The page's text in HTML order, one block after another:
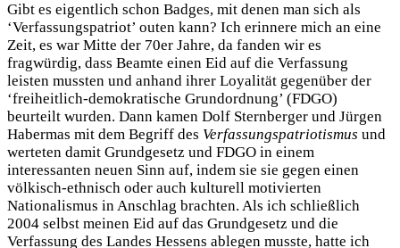
Gibt es eigentlich schon Badges, mit denen man sich als
‘Verfassungspatriot’ outen kann? Ich erinnere mich an eine
Zeit, es war Mitte der 70er Jahre, da fanden wir es
fragwürdig, dass Beamte einen Eid auf die Verfassung
leisten mussten und anhand ihrer Loyalität gegenüber der
‘freiheitlich-demokratische Grundordnung’ (FDGO)
beurteilt wurden. Dann kamen Dolf Sternberger und Jürgen
Habermas mit dem Begriff des Verfassungspatriotismus und
werteten damit Grundgesetz und FDGO in einem
interessanten neuen Sinn auf, indem sie sie gegen einen
völkisch-ethnisch oder auch kulturell motivierten
Nationalismus in Anschlag brachten. Als ich schließlich
2004 selbst meinen Eid auf das Grundgesetz und die
Verfassung des Landes Hessens ablegen musste, hatte ich